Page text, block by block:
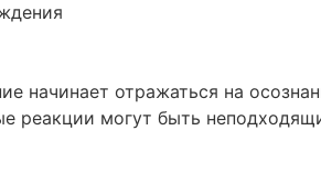
начинает отражаться на
реакции могут быть